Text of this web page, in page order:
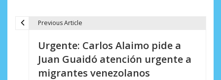
Previous Article
Urgente: Carlos Alaimo pide a
Juan Guaidó atención urgente a
migrantes venezolanos